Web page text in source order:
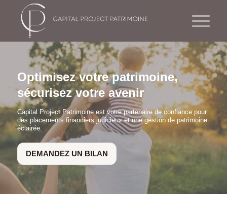
Optimisez votre patrimoine,
sécurisez votre avenir
Capital Project Patrimoine est votre partenaire de confiance pour
des placements financiers judicieux et une gestion de patrimoine
éclairée.
DEMANDEZ UN BILAN